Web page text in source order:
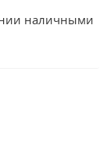
наличными